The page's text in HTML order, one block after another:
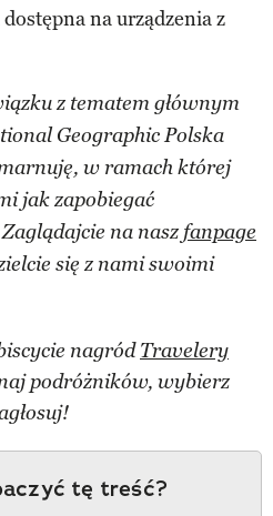
na urządzenia z
z tematem głównym
Geographic Polska
w ramach której
jak zapobiegać
na nasz fanpage
się z nami swoimi
nagródTravelery
podróżników, wybierz
tę treść?